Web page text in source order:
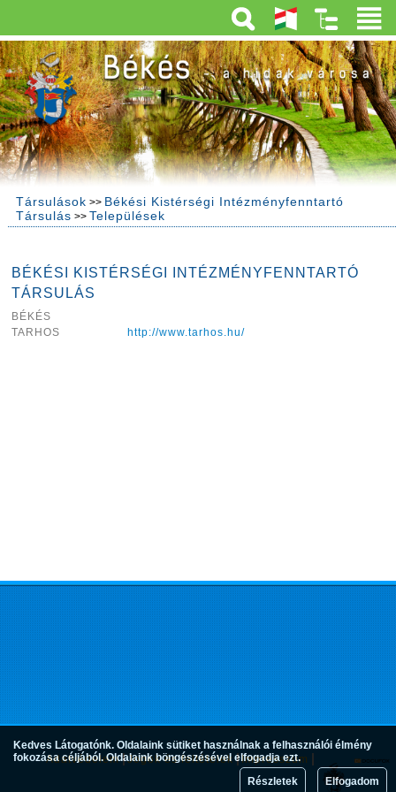
Társulások >> Békési Kistérségi Intézményfenntartó
Társulás >> Települések
BÉKÉSI KISTÉRSÉGI INTÉZMÉNYFENNTARTÓ
TÁRSULÁS
BÉKÉS
TARHOShttp://www.tarhos.hu/
Impresszum
Jogok és feltételek
Adatvédelem
Kedves Látogatónk. Oldalaink sütiket használnak a felhasználói élmény
fokozása céljából. Oldalaink böngészésével elfogadja ezt.
Részletek
Elfogadom